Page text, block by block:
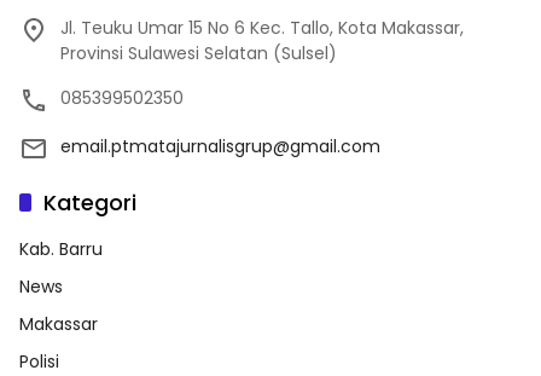
Jl. Teuku Umar 15 No 6 Kec. Tallo, Kota Makassar,
Provinsi Sulawesi Selatan (Sulsel)
085399502350
email.ptmatajurnalisgrup@gmail.com
Kategori
Kab. Barru
News
Makassar
Polisi